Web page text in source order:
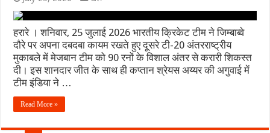
हरारे । शनिवार, 25 जुलाई 2026 भारतीय क्रिकेट टीम ने जिम्बाब्वे
दौरे पर अपना दबदबा कायम रखते हुए दूसरे टी-20 अंतरराष्ट्रीय
मुकाबले में मेजबान टीम को 90 रनों के विशाल अंतर से करारी शिकस्त
दी। इस शानदार जीत के साथ ही कप्तान श्रेयस अय्यर की अगुवाई में
टीम इंडिया ने …
Read More »